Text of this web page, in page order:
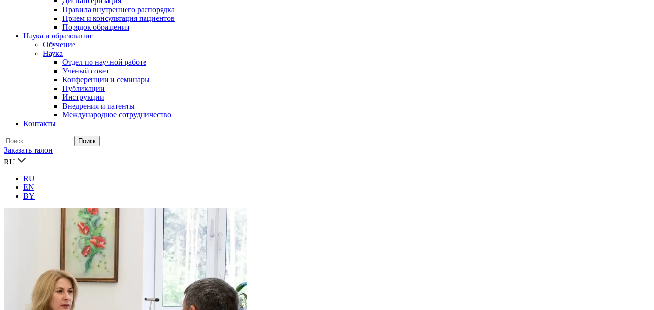
Правила внутреннего распорядка
Прием и консультация пациентов
Порядок обращения
Наука и образование
Обучение
Наука
Отдел по научной работе
Учёный совет
Конференции и семинары
Публикации
Инструкции
Внедрения и патенты
Международное сотрудничество
Контакты
Заказать талон
RU
RU
EN
BY